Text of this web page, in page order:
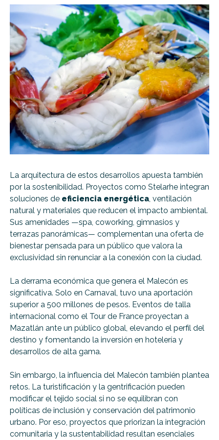
La arquitectura de estos desarrollos apuesta también
por la sostenibilidad. Proyectos como Stelarhe integran
soluciones de eficiencia energética , ventilación
natural y materiales que reducen el impacto ambiental.
Sus amenidades —spa, coworking, gimnasios y
terrazas panorámicas— complementan una oferta de
bienestar pensada para un público que valora la
exclusividad sin renunciar a la conexión con la ciudad.
La derrama económica que genera el Malecón es
significativa. Solo en Carnaval, tuvo una aportación
superior a 500 millones de pesos. Eventos de talla
internacional como el Tour de France proyectan a
Mazatlán ante un público global, elevando el perfil del
destino y fomentando la inversión en hotelería y
desarrollos de alta gama.
Sin embargo, la influencia del Malecón también plantea
retos. La turistificación y la gentrificación pueden
modificar el tejido social si no se equilibran con
políticas de inclusión y conservación del patrimonio
urbano. Por eso, proyectos que priorizan la integración
comunitaria y la sustentabilidad resultan esenciales